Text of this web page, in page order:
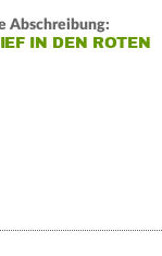
Abschreibung:
IN DEN ROTEN